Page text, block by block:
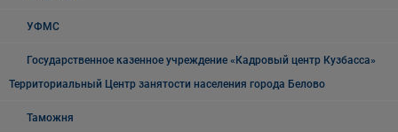
УФМС
Государственное казенное учреждение «Кадровый центр Кузбасса»
Территориальный Центр занятости населения города Белово
Таможня